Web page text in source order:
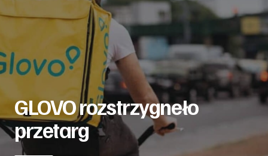
GLOVO rozstrzygneło
przetarg